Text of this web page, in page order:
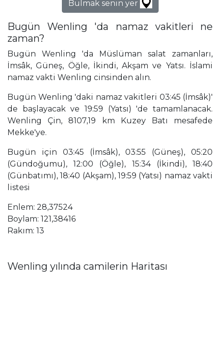
Bulmak senin yer
Bugün Wenling 'da namaz vakitleri ne
zaman?
Bugün Wenling 'da Müslüman salat zamanları,
İmsâk, Güneş, Öğle, İkindi, Akşam ve Yatsı. İslami
namaz vakti Wenling cinsinden alın.
Bugün Wenling 'daki namaz vakitleri 03:45 (İmsâk)'
de başlayacak ve 19:59 (Yatsı) 'de tamamlanacak.
Wenling Çin, 8107,19 km Kuzey Batı mesafede
Mekke'ye.
Bugün için 03:45 (İmsâk), 03:55 (Güneş), 05:20
(Gündoğumu), 12:00 (Öğle), 15:34 (İkindi), 18:40
(Günbatımı), 18:40 (Akşam), 19:59 (Yatsı) namaz vakti
listesi
Enlem: 28,37524
Boylam: 121,38416
Rakım: 13
Wenling yılında camilerin Haritası